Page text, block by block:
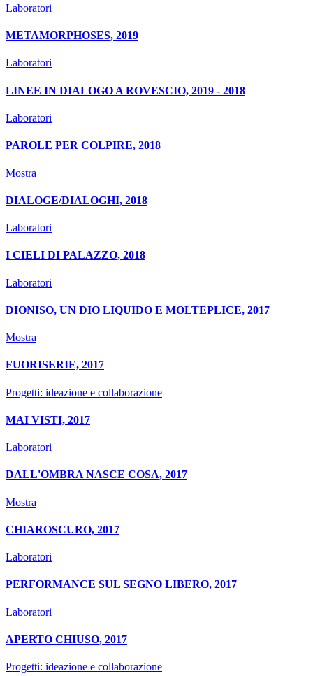
Laboratori
METAMORPHOSES, 2019
Laboratori
LINEE IN DIALOGO A ROVESCIO, 2019 - 2018
Laboratori
PAROLE PER COLPIRE, 2018
Mostra
DIALOGE/DIALOGHI, 2018
Laboratori
I CIELI DI PALAZZO, 2018
Laboratori
DIONISO, UN DIO LIQUIDO E MOLTEPLICE, 2017
Mostra
FUORISERIE, 2017
Progetti: ideazione e collaborazione
MAI VISTI, 2017
Laboratori
DALL'OMBRA NASCE COSA, 2017
Mostra
CHIAROSCURO, 2017
Laboratori
PERFORMANCE SUL SEGNO LIBERO, 2017
Laboratori
APERTO CHIUSO, 2017
Progetti: ideazione e collaborazione